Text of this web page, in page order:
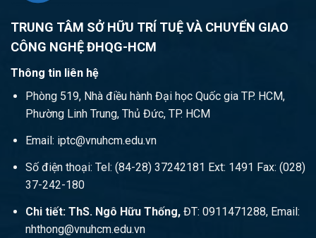
TRUNG TÂM SỞ HỮU TRÍ TUỆ VÀ CHUYỂN GIAO
CÔNG NGHỆ ĐHQG-HCM
Thông tin liên hệ
Phòng 519, Nhà điều hành Đại học Quốc gia TP. HCM,
Phường Linh Trung, Thủ Đức, TP. HCM
Email: iptc@vnuhcm.edu.vn
Số điện thoại: Tel: (84-28) 37242181 Ext: 1491 Fax: (028)
37-242-180
Chi tiết: ThS. Ngô Hữu Thống, ĐT: 0911471288, Email:
nhthong@vnuhcm.edu.vn